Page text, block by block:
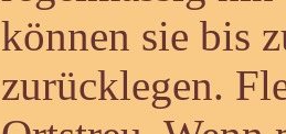
können sie bis
zurücklegen.